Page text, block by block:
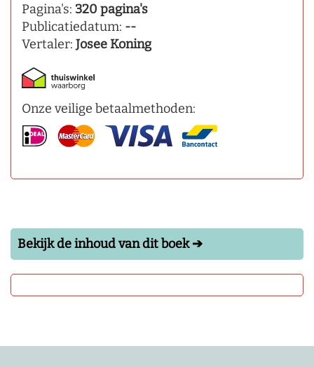
Pagina's: 320 pagina's
Publicatiedatum: --
Vertaler: Josee Koning
Onze veilige betaalmethoden:
Bekijk de inhoud van dit boek ➔